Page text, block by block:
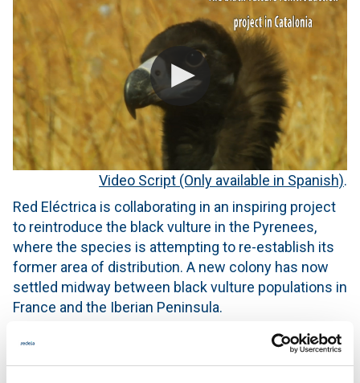
Video Script (Only available in Spanish).
Red Eléctrica is collaborating in an inspiring project
to reintroduce the black vulture in the Pyrenees,
where the species is attempting to re-establish its
former area of distribution. A new colony has now
settled midway between black vulture populations in
France and the Iberian Peninsula.
Publication Date